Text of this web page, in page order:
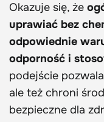
Okazuje się, że
uprawiać bez
odpowiednie
odporność i
podejście
ale też chroni
bezpieczne dla